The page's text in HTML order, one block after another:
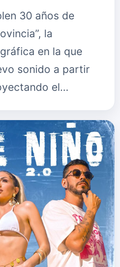
30 años de
la
en la que
sonido a partir
el
en un clásico